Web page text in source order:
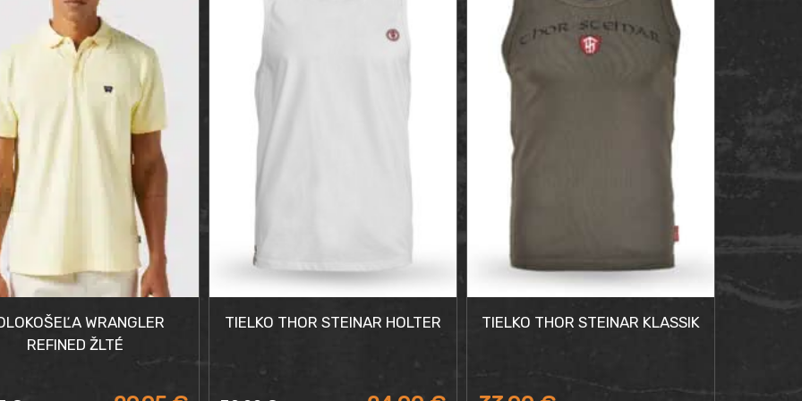
WRANGLER
REFINED ŽLTÉ
TIELKO THOR STEINAR HOLTER TIELKO THOR STEINAR KLASSIK